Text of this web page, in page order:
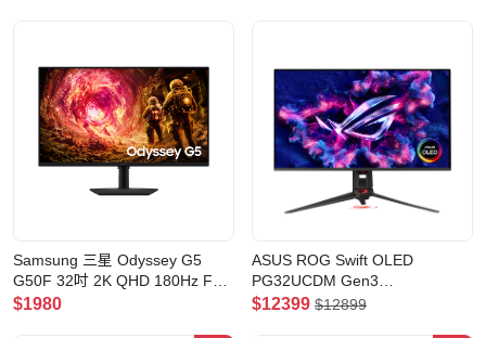
Samsung 三星 Odyssey G5
G50F 32吋 2K QHD 180Hz Fast
IPS 電競顯示器
$1980
ASUS ROG Swift OLED
PG32UCDM Gen3
(PG32UCDM3) 32吋 4K UHD
$12399 $12899